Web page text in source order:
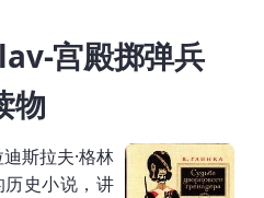
宫殿掷弹兵
物
斯拉夫·格林
史小说，讲